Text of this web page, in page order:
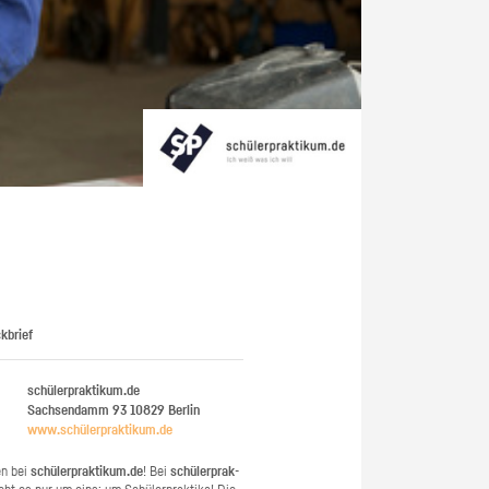
schülerpraktikum.de
Sachsendamm 93 10829 Berlin
www.​schüler​prak​tiku​m.​de
beischü­ler­prak­ti­kum.de! Beischü­ler­prak­